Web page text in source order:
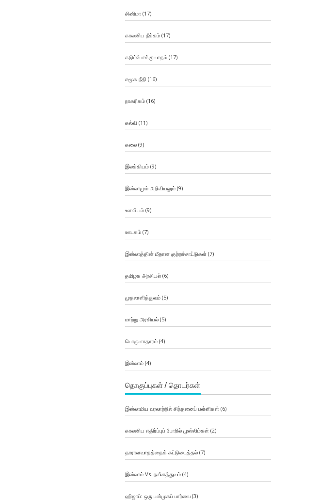
சினிமா (17)
காலனிய நீக்கம்(17)
கடும்போக்குவாதம்(17)
சமூக நீதி (16)
நாகரிகம்(16)
கல்வி (11)
கலை(9)
இலக்கியம்(9)
இஸ்லாமும் அறிவியலும்(9)
உளவியல்(9)
ஊடகம்(7)
இஸ்லாத்தின் மீதான குற்றச்சாட்டுகள் (7)
தமிழக அரசியல்(6)
முதலாளித்துவம்(5)
மாற்று அரசியல்(5)
பொருளாதாரம்(4)
இஸ்லாம்(4)
தொகுப்புகள் / தொடர்கள்
இஸ்லாமிய வரலாற்றில் சிந்தனைப் பள்ளிகள் (6)
காலனிய எதிர்ப்புப் போரில் முஸ்லிம்கள் (2)
தாராளவாதத்தைக் கட்டுடைத்தல்(7)
இஸ்லாம் Vs. நவீனத்துவம்(4)
ஹிஜாப்: ஒரு பன்முகப் பார்வை(3)